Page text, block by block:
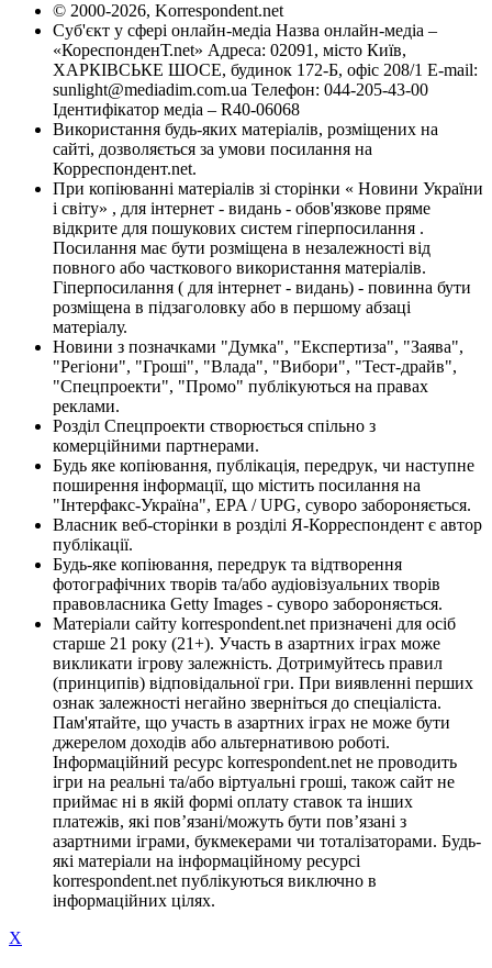
© 2000-2026, Korrespondent.net
Суб'єкт у сфері онлайн-медіа Назва онлайн-медіа –
«КореспонденТ.net» Адреса: 02091, місто Київ,
ХАРКІВСЬКЕ ШОСЕ, будинок 172-Б, офіс 208/1 E-mail:
sunlight@mediadim.com.ua Телефон: 044-205-43-00
Ідентифікатор медіа – R40-06068
Використання будь-яких матеріалів, розміщених на
сайті, дозволяється за умови посилання на
Корреспондент.net.
При копіюванні матеріалів зі сторінки « Новини України
і світу» , для інтернет - видань - обов'язкове пряме
відкрите для пошукових систем гіперпосилання .
Посилання має бути розміщена в незалежності від
повного або часткового використання матеріалів.
Гіперпосилання ( для інтернет - видань) - повинна бути
розміщена в підзаголовку або в першому абзаці
матеріалу.
Новини з позначками "Думка", "Експертиза", "Заява",
"Регіони", "Гроші", "Влада", "Вибори", "Тест-драйв",
"Спецпроекти", "Промо" публікуються на правах
реклами.
Розділ Спецпроекти створюється спільно з
комерційними партнерами.
Будь яке копіювання, публікація, передрук, чи наступне
поширення інформації, що містить посилання на
"Інтерфакс-Україна", EPA / UPG, суворо забороняється.
Власник веб-сторінки в розділі Я-Корреспондент є автор
публікації.
Будь-яке копіювання, передрук та відтворення
фотографічних творів та/або аудіовізуальних творів
правовласника Getty Images - суворо забороняється.
Матеріали сайту korrespondent.net призначені для осіб
старше 21 року (21+). Участь в азартних іграх може
викликати ігрову залежність. Дотримуйтесь правил
(принципів) відповідальної гри. При виявленні перших
ознак залежності негайно зверніться до спеціаліста.
Пам'ятайте, що участь в азартних іграх не може бути
джерелом доходів або альтернативою роботі.
Інформаційний ресурс korrespondent.net не проводить
ігри на реальні та/або віртуальні гроші, також сайт не
приймає ні в якій формі оплату ставок та інших
платежів, які пов’язані/можуть бути пов’язані з
азартними іграми, букмекерами чи тоталізаторами. Будь-
які матеріали на інформаційному ресурсі
korrespondent.net публікуються виключно в
інформаційних цілях.
X